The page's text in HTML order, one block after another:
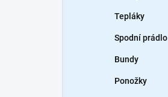
Tepláky
Spodní prádlo
Bundy
Ponožky